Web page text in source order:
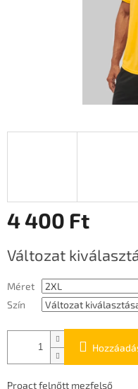
4 400 Ft
Változat
Méret
Szín
Proact felnőtt mezfelső